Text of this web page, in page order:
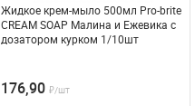
Жидкое крем-мыло 500мл Pro-brite
CREАM SOAP Малина и Ежевика с
дозатором курком 1/10шт
176,90 ₽/шт